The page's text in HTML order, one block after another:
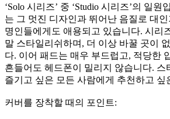
‘Solo 시리즈’ 중 ‘Studio 시리즈’의 일원
는 그 멋진 디자인과 뛰어난 음질로 대
명인들에게도 애용되고 있습니다. 시리
말 스타일리쉬하며, 더 이상 바꿀 곳이
다. 이어 패드는 매우 부드럽고, 적당한
흔들어도 헤드폰이 밀리지 않습니다. 스
즐기고 싶은 모든 사람에게 추천하고 싶
커버를 장착할 때의 포인트: